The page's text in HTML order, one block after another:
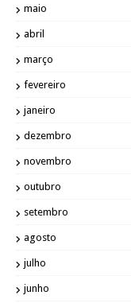
maio
abril
março
fevereiro
janeiro
dezembro
novembro
outubro
setembro
agosto
julho
junho